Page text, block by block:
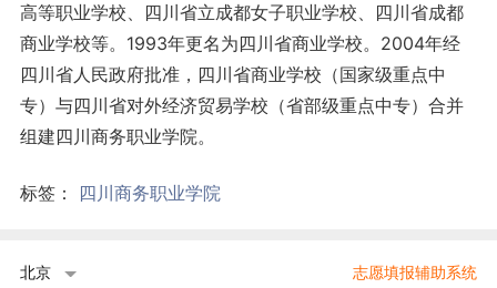
高等职业学校、四川省立成都女子职业学校、四川省成都
商业学校等。1993年更名为四川省商业学校。2004年经
四川省人民政府批准，四川省商业学校（国家级重点中
专）与四川省对外经济贸易学校（省部级重点中专）合并
组建四川商务职业学院。
标签： 四川商务职业学院
北京 志愿填报辅助系统